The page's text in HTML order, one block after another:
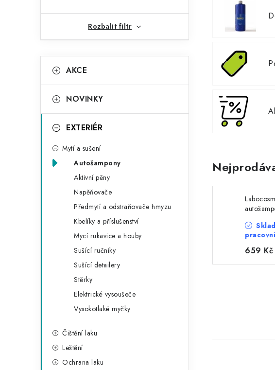
n
l
Rozbalit filtr
kategorie
a
e
AKCE
NOVINKY
EXTERIÉR
Mytí a sušení
Autošampony
Aktivní pěny
Napěňovače
Předmytí a odstraňovače hmyzu
Kbelíky a příslušenství
Mycí rukavice a houby
Sušící ručníky
Sušící detailery
Stěrky
Elektrické vysoušeče
Vysokotlaké myčky
Čištění laku
Leštění
Ochrana laku
659 Kč